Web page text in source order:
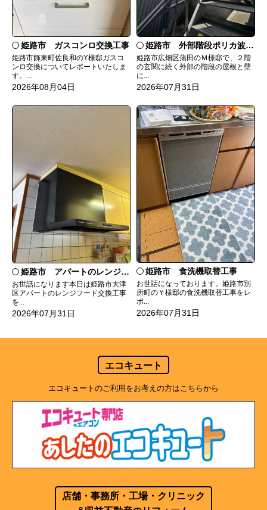
姫路市 ガスコンロ交換工事
姫路市飾東町佐良和のY様邸ガスコ
ンロ交換についてレポートいたしま
す。...
2026年08月04日
姫路市 外部階段ポリカ波板張替工事
姫路市広畑区蒲田のＭ様邸で、２階
の玄関に続く外部の階段の屋根と壁
に...
2026年07月31日
姫路市 アパートのレンジフード交換
お世話になります本日は姫路市大津
区アパートのレンジフード交換工事
を...
2026年07月31日
姫路市 食洗機取替工事
お世話になっております。姫路市別
所町のＹ様邸の食洗機取替工事をレ
ポ...
2026年07月31日
エコキュート
エコキュートのご利用をお考えの方はこちらから
店舗・事務所・工場・クリニック